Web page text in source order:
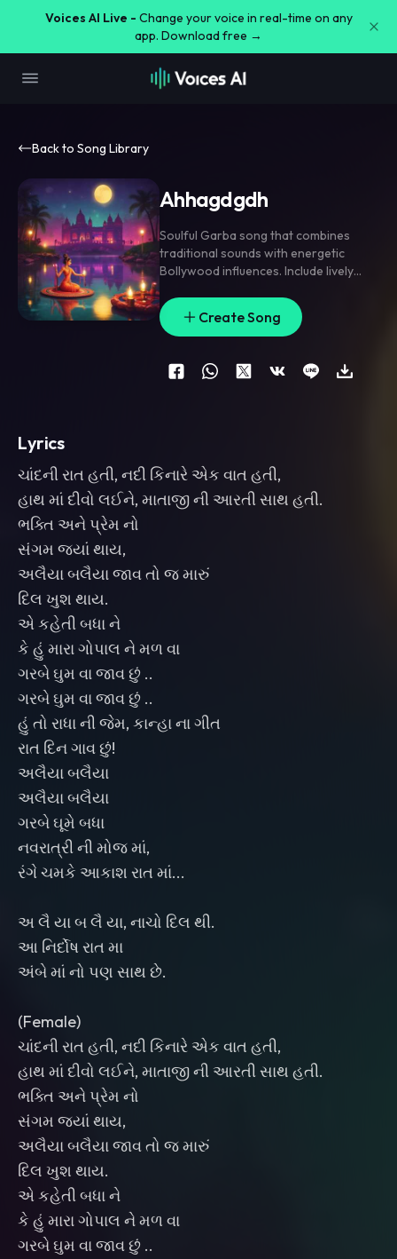
Voices AI Live - Change your voice in real-time on any
app. Download free →
Back to Song Library
Ahhagdgdh
Soulful Garba song that combines
traditional sounds with energetic
Bollywood influences. Include lively
and female vocals. Celebration
devotionCreate Song
Lyrics
ચાંદની રાત હતી, નદી કિનારે એક વાત હતી,
હાથ માં દીવો લઈને, માતાજી ની આરતી સાથ હતી.
ભક્તિ અને પ્રેમ નો
સંગમ જ્યાં થાય,
અલૈયા બલૈયા જાવ તો જ મારું
દિલ ખુશ થાય.
એ કહેતી બધા ને
કે હું મારા ગોપાલ ને મળ વા
ગરબે ઘુમ વા જાવ છું ..
ગરબે ઘુમ વા જાવ છું ..
હું તો રાધા ની જેમ, કાન્હા ના ગીત
રાત દિન ગાવ છું!
અલૈયા બલૈયા
અલૈયા બલૈયા
ગરબે ઘૂમે બધા
નવરાત્રી ની મોજ માં,
રંગે ચમકે આકાશ રાત માં...
અ લૈ યા બ લૈ યા, નાચો દિલ થી.
આ નિર્દોષ રાત મા
અંબે માં નો પણ સાથ છે.
(Female)
ચાંદની રાત હતી, નદી કિનારે એક વાત હતી,
હાથ માં દીવો લઈને, માતાજી ની આરતી સાથ હતી.
ભક્તિ અને પ્રેમ નો
સંગમ જ્યાં થાય,
અલૈયા બલૈયા જાવ તો જ મારું
દિલ ખુશ થાય.
એ કહેતી બધા ને
કે હું મારા ગોપાલ ને મળ વા
ગરબે ઘુમ વા જાવ છું ..